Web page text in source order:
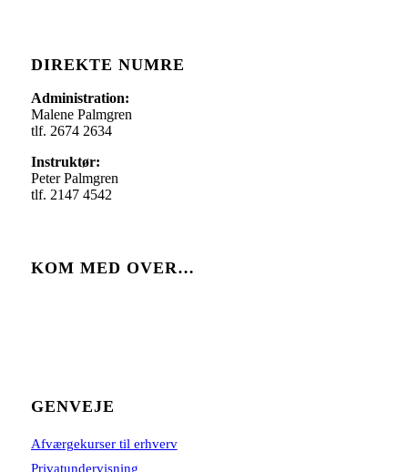
DIREKTE NUMRE
Administration:
Malene Palmgren
tlf. 2674 2634
Instruktør:
Peter Palmgren
tlf. 2147 4542
KOM MED OVER…
GENVEJE
Afværgekurser til erhverv
Privatundervisning